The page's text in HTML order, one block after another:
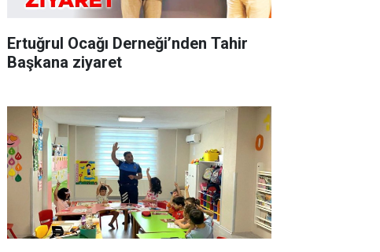
Ertuğrul Ocağı Derneği’nden Tahir
Başkana ziyaret